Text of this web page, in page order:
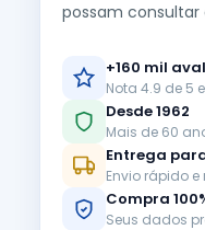
possam consultar
+160 mil
Nota 4.9 de 5
Desde 1962
Mais de 60
Entrega
Envio rápido
Compra
Seus dados